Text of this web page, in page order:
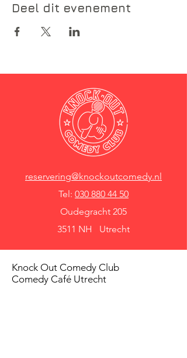
Deel dit evenement
reservering@knockoutcomedy.nl
Tel: 030 880 44 50
Oudegracht 205
3511 NH Utrecht
Knock Out Comedy Club
Comedy Café Utrecht